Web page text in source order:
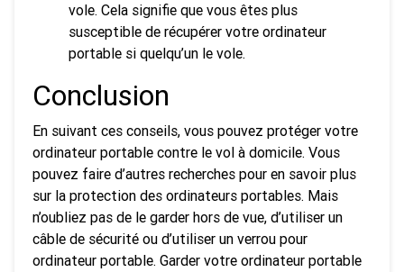
vole. Cela signifie que vous êtes plus
susceptible de récupérer votre ordinateur
portable si quelqu’un le vole.
Conclusion
En suivant ces conseils, vous pouvez protéger votre
ordinateur portable contre le vol à domicile. Vous
pouvez faire d’autres recherches pour en savoir plus
sur la protection des ordinateurs portables. Mais
n’oubliez pas de le garder hors de vue, d’utiliser un
câble de sécurité ou d’utiliser un verrou pour
ordinateur portable. Garder votre ordinateur portable